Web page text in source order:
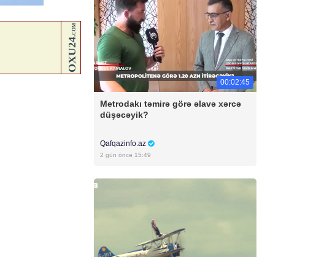
00:02:45
Metrodakı təmirə görə əlavə xərcə
düşəcəyik?
Qafqazinfo.az
2 gün öncə 15:49